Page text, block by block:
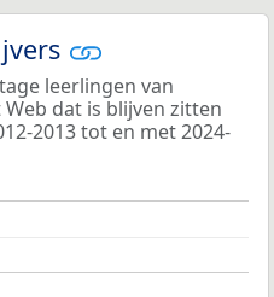
leerlingen van
dat is blijven zitten
2013 tot en met 2024-